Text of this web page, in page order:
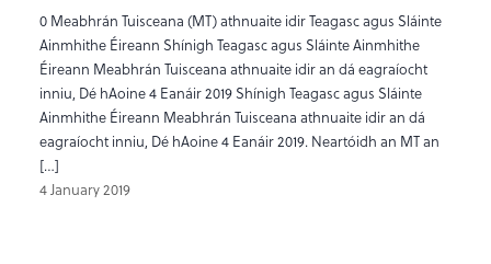
0 Meabhrán Tuisceana (MT) athnuaite idir Teagasc agus Sláinte
Ainmhithe Éireann Shínigh Teagasc agus Sláinte Ainmhithe
Éireann Meabhrán Tuisceana athnuaite idir an dá eagraíocht
inniu, Dé hAoine 4 Eanáir 2019 Shínigh Teagasc agus Sláinte
Ainmhithe Éireann Meabhrán Tuisceana athnuaite idir an dá
eagraíocht inniu, Dé hAoine 4 Eanáir 2019. Neartóidh an MT an
[…]
4 January 2019